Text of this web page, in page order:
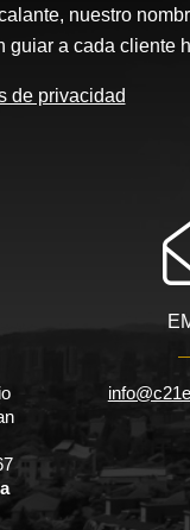
nuestro
guiar a cada cliente
de privacidad